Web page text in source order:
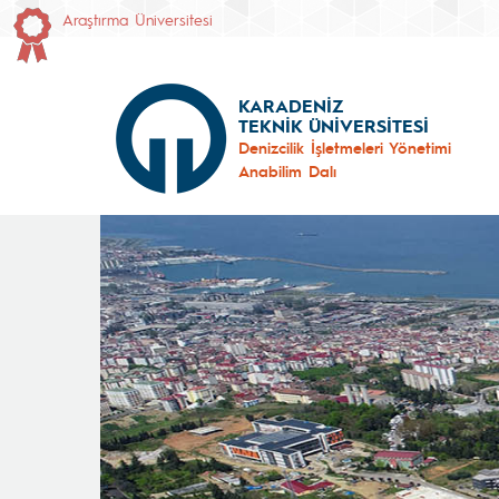
Araştırma Üniversitesi
KARADENİZ
TEKNİK ÜNİVERSİTESİ
Denizcilik İşletmeleri Yönetimi
Anabilim Dalı